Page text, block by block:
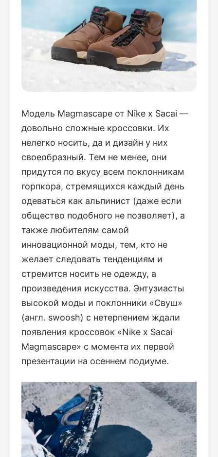
Модель Magmascape от Nike x Sacai —
довольно сложные кроссовки. Их
нелегко носить, да и дизайн у них
своеобразный. Тем не менее, они
придутся по вкусу всем поклонникам
горпкора, стремящихся каждый день
одеваться как альпинист (даже если
общество подобного не позволяет), а
также любителям самой
инновационной моды, тем, кто не
желает следовать тенденциям и
стремится носить не одежду, а
произведения искусства. Энтузиасты
высокой моды и поклонники «Свуш»
(англ. swoosh) с нетерпением ждали
появления кроссовок «Nike x Sacai
Magmascape» с момента их первой
презентации на осеннем подиуме.